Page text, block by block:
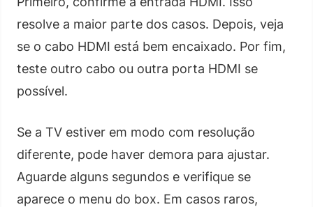
resolve a maior parte dos casos. Depois, veja
se o cabo HDMI está bem encaixado. Por fim,
teste outro cabo ou outra porta HDMI se
possível.
Se a TV estiver em modo com resolução
diferente, pode haver demora para ajustar.
Aguarde alguns segundos e verifique se
aparece o menu do box. Em casos raros,